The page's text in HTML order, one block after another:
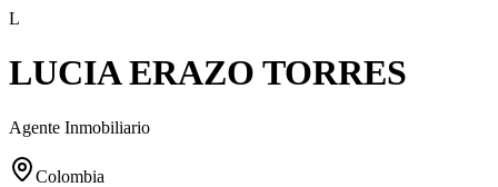
L
LUCIA ERAZO TORRES
Agente Inmobiliario
Colombia